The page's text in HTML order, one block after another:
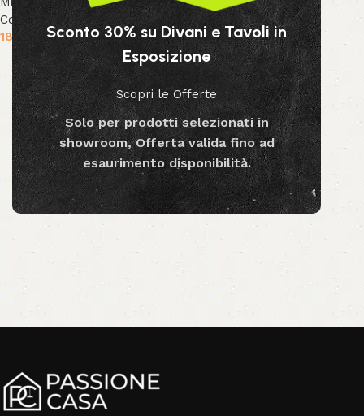
Sconto 30% su Divani e Tavoli in
Esposizione
Scopri le Offerte
Solo per prodotti selezionati in
showroom, Offerta valida fino ad
esaurimento disponibilità.
Collezione Decor
189.99
€
Aggiungi al carrello